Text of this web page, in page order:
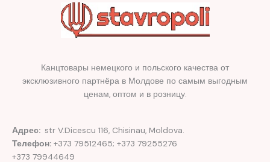
Канцтовары немецкого и польского качества от
эксклюзивного партнёра в Молдове по самым выгодным
ценам, оптом и в розницу.
Адрес: str V.Dicescu 116, Chisinau, Moldova.
Телефон: +373 79512465; +373 79255276
+373 79944649